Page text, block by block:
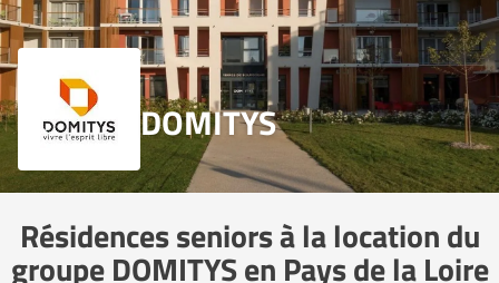
DOMITYS
Résidences seniors à la location du
groupe DOMITYS en Pays de la Loire